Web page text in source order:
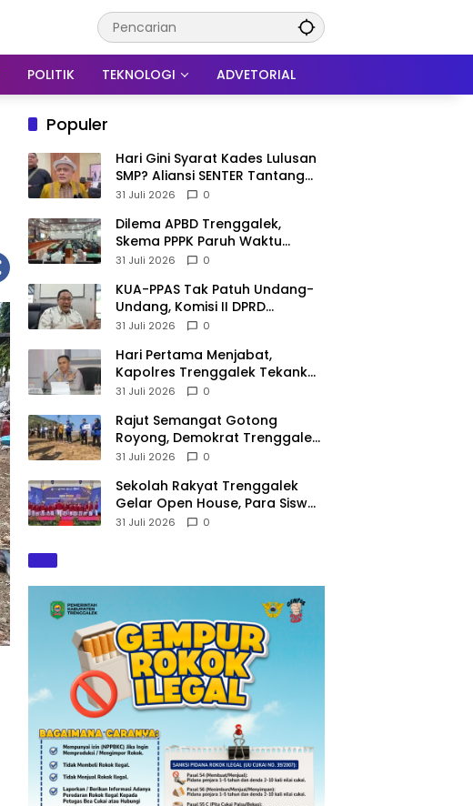
POLITIK TEKNOLOGI ADVETORIAL
Populer
Hari Gini Syarat Kades Lulusan
SMP? Aliansi SENTER Tantang
DPRD Trenggalek Berani
31 Juli 2026 0
Dilema APBD Trenggalek,
Skema PPPK Paruh Waktu
Mengemuka Demi Pangkas Rp
31 Juli 2026 0
KUA-PPAS Tak Patuh Undang-
Undang, Komisi II DPRD
Trenggalek: APBD 2027
31 Juli 2026 0
Hari Pertama Menjabat,
Kapolres Trenggalek Tekankan
Anggota Disiplin Hindari
31 Juli 2026 0
​Rajut Semangat Gotong
Royong, Demokrat Trenggalek
Gaungkan Gerakan Langit Biru
31 Juli 2026 0
Sekolah Rakyat Trenggalek
Gelar Open House, Para Siswa
Mulai Tempati Gedung Baru
31 Juli 2026 0